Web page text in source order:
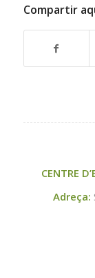
Compartir
CENTRE
Adreça: